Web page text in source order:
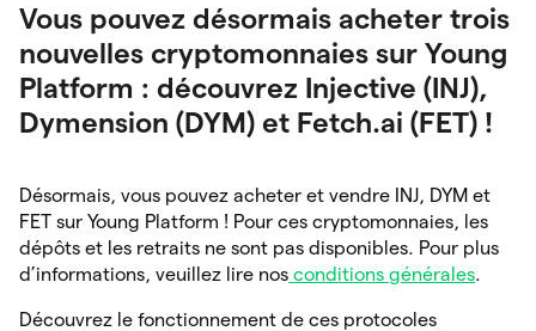
Vous pouvez désormais acheter trois
nouvelles cryptomonnaies sur Young
Platform : découvrez Injective (INJ),
Dymension (DYM) et Fetch.ai (FET) !
Désormais, vous pouvez acheter et vendre INJ, DYM et
FET sur Young Platform ! Pour ces cryptomonnaies, les
dépôts et les retraits ne sont pas disponibles. Pour plus
d’informations, veuillez lire nos conditions générales.
Découvrez le fonctionnement de ces protocoles